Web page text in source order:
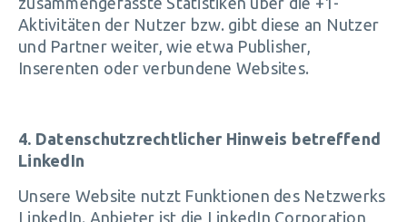
Aktivitäten der Nutzer bzw. gibt diese an Nutzer
und Partner weiter, wie etwa Publisher,
Inserenten oder verbundene Websites.
4. Datenschutzrechtlicher Hinweis betreffend
LinkedIn
Unsere Website nutzt Funktionen des Netzwerks
LinkedIn. Anbieter ist die LinkedIn Corporation,